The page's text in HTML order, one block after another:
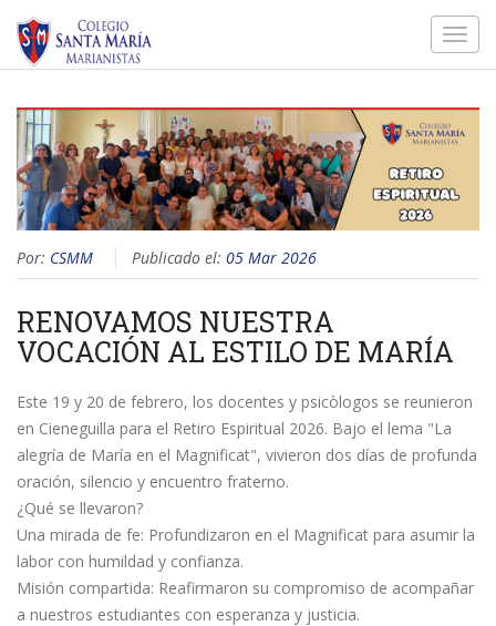
Por: CSMM Publicado el: 05 Mar 2026
RENOVAMOS NUESTRA
VOCACIÓN AL ESTILO DE MARÍA
Este 19 y 20 de febrero, los docentes y psicòlogos se reunieron
en Cieneguilla para el Retiro Espiritual 2026. Bajo el lema "La
alegría de María en el Magnificat", vivieron dos días de profunda
oración, silencio y encuentro fraterno.
¿Qué se llevaron?
Una mirada de fe: Profundizaron en el Magnificat para asumir la
labor con humildad y confianza.
Misión compartida: Reafirmaron su compromiso de acompañar
a nuestros estudiantes con esperanza y justicia.